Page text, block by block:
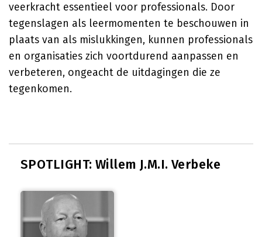
veerkracht essentieel voor professionals. Door
tegenslagen als leermomenten te beschouwen in
plaats van als mislukkingen, kunnen professionals
en organisaties zich voortdurend aanpassen en
verbeteren, ongeacht de uitdagingen die ze
tegenkomen.
SPOTLIGHT: Willem J.M.I. Verbeke